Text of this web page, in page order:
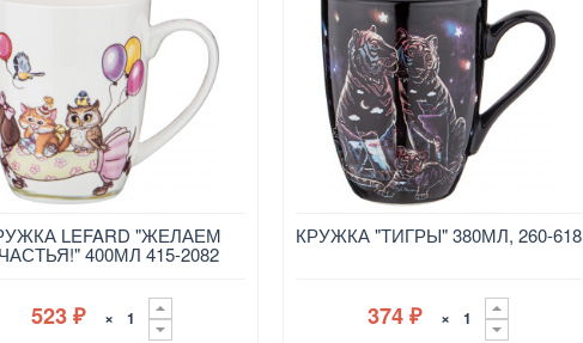
LEFARD "ЖЕЛАЕМ
400МЛ 415-2082
523 ₽ ×
КРУЖКА "ТИГРЫ" 380МЛ, 260-618
374₽ ×